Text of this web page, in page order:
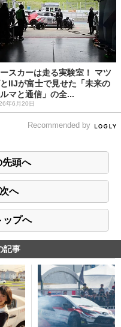
スカーは走る実験室！ マツ
IIJが富士で見せた「未来の
マと通信」の全...
年6月20日
Recommended by
先頭へ
へ
ップへ
記事